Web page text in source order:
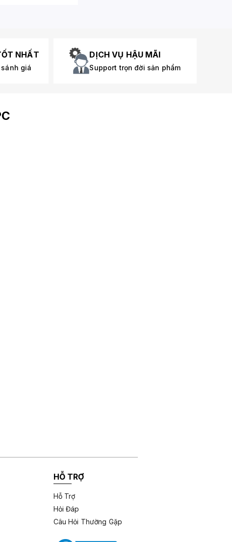
NHẤT
giá
DỊCH VỤ HẬU MÃI
Support trọn đời sản phẩm
HỖ TRỢ
Hỗ Trợ
Hỏi Đáp
Câu Hỏi Thường Gặp